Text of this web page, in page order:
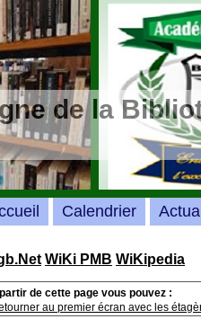
de la
WiKi PMB WiKipedia
de cette page vous pouvez :
au premier écran avec les
Calendrier